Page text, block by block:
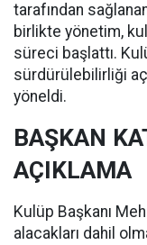
tarafından
birlikte yönetim,
süreci başlattı.
sürdürülebilirliği
yöneldi.
BAŞKAN
AÇIKLAMA
Kulüp Başkanı
alacakları dahil